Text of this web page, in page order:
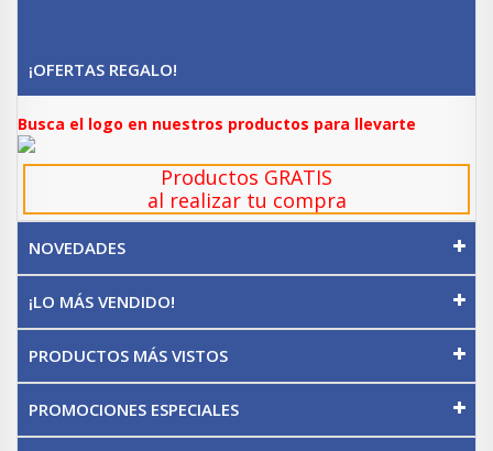
¡OFERTAS REGALO!
Busca el logo en nuestros productos para llevarte
Productos GRATIS
al realizar tu compra
NOVEDADES
¡LO MÁS VENDIDO!
PRODUCTOS MÁS VISTOS
PROMOCIONES ESPECIALES